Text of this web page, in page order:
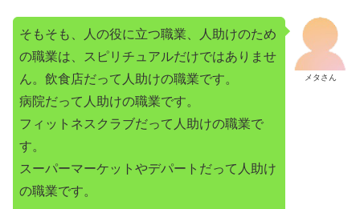
メタさん
そもそも、人の役に立つ職業、人助けのため
の職業は、スピリチュアルだけではありませ
ん。飲食店だって人助けの職業です。
病院だって人助けの職業です。
フィットネスクラブだって人助けの職業で
す。
スーパーマーケットやデパートだって人助け
の職業です。